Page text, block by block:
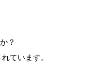
？
ています。